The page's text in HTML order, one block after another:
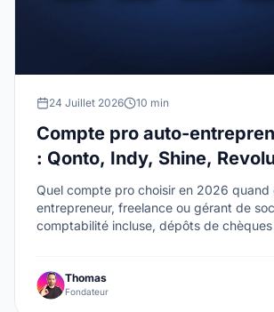
24 Juillet 2026 10 min
Compte pro auto-
: Qonto, Indy, Shine,
Business et Finom
Quel compte pro choisir en 2026 quand
entrepreneur, freelance ou gérant de
comptabilité incluse, dépôts de
Thomas
Fondateur